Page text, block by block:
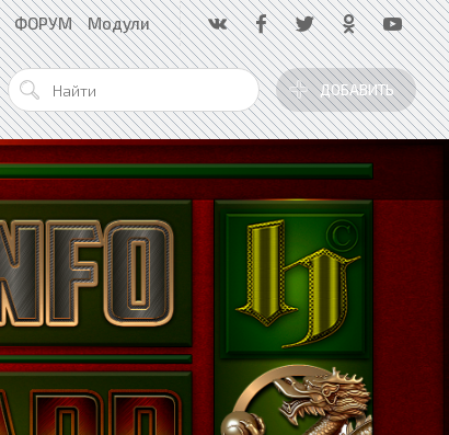
ФОРУМ Модули
ДОБАВИТЬ